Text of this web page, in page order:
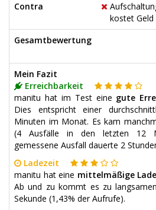
Contra
kostet Geld
Gesamtbewertung
Mein Fazit
Erreichbarkeit
manitu hat im Test eine gute
Dies entspricht einer
Minuten im Monat. Es kam
(4 Ausfälle in den letzten 12
gemessene Ausfall dauerte 2
Ladezeit
manitu hat eine mittelmäßige
Ab und zu kommt es zu
Sekunde (1,43% der Aufrufe).